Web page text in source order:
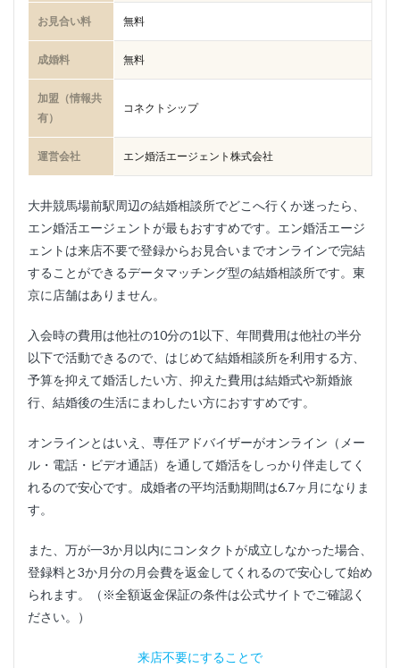
お見合い料 無料
成婚料 無料
加盟（情報共
有）
コネクトシップ
運営会社 エン婚活エージェント株式会社
大井競馬場前駅周辺の結婚相談所でどこへ行くか迷ったら、
エン婚活エージェントが最もおすすめです。エン婚活エージ
ェントは来店不要で登録からお見合いまでオンラインで完結
することができるデータマッチング型の結婚相談所です。東
京に店舗はありません。
入会時の費用は他社の10分の1以下、年間費用は他社の半分
以下で活動できるので、はじめて結婚相談所を利用する方、
予算を抑えて婚活したい方、抑えた費用は結婚式や新婚旅
行、結婚後の生活にまわしたい方におすすめです。
オンラインとはいえ、専任アドバイザーがオンライン（メー
ル・電話・ビデオ通話）を通して婚活をしっかり伴走してく
れるので安心です。成婚者の平均活動期間は6.7ヶ月になりま
す。
また、万が一3か月以内にコンタクトが成立しなかった場合、
登録料と3か月分の月会費を返金してくれるので安心して始め
られます。（※全額返金保証の条件は公式サイトでご確認く
ださい。）
来店不要にすることで